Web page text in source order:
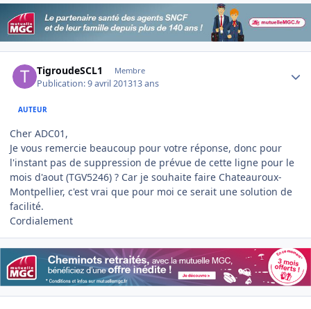
TigroudeSCL1 Membre
Publication:9 avril 201313 ans
AUTEUR
Cher ADC01,
Je vous remercie beaucoup pour votre réponse, donc pour
l'instant pas de suppression de prévue de cette ligne pour le
mois d'aout (TGV5246) ? Car je souhaite faire Chateauroux-
Montpellier, c'est vrai que pour moi ce serait une solution de
facilité.
Cordialement